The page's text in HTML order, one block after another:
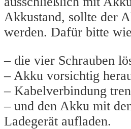
Akkustand, sollte der
werden. Dafür bitte
– die vier Schrauben
– Akku vorsichtig
– Kabelverbindung
– und den Akku mit
Ladegerät aufladen.